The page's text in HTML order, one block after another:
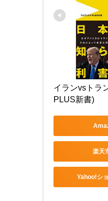
イランvsトラ
PLUS新書)
楽天
Yahoo!シ